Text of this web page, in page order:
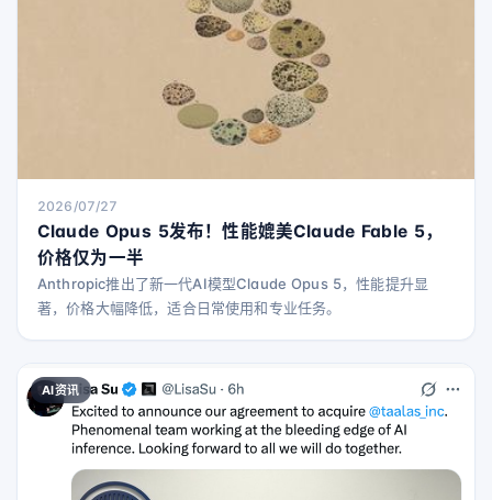
2026/07/27
Claude Opus 5发布！性能媲美Claude Fable 5，
价格仅为一半
Anthropic推出了新一代AI模型Claude Opus 5，性能提升显
著，价格大幅降低，适合日常使用和专业任务。
AI资讯